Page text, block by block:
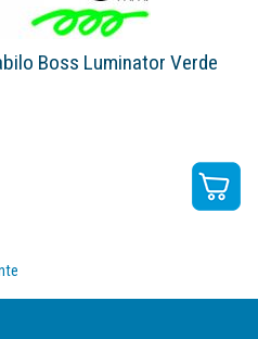
Boss Luminator Verde